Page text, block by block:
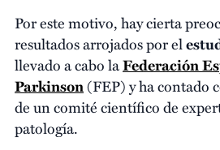
Por este motivo, hay cierta
resultados arrojados por el
llevado a cabo laFederación
Parkinson(FEP) y ha contado
de un comité científico de
patología.